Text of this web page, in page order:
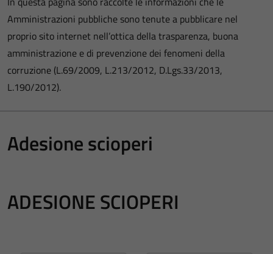
Amministrazioni pubbliche sono tenute a pubblicare nel
proprio sito internet nell’ottica della trasparenza, buona
amministrazione e di prevenzione dei fenomeni della
corruzione (L.69/2009, L.213/2012, D.Lgs.33/2013,
L.190/2012).
Adesione scioperi
ADESIONE SCIOPERI